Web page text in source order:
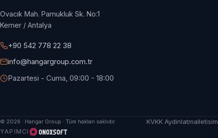
Ovacık Mah. Pamukluk Sk. No:1
Kemer / Antalya
+90 542 778 22 38
info@hangargroup.com.tr
Pazartesi - Cuma, 09:00 - 18:00
© 2026 · Hangar Group · Tüm hakları saklıdır. KVKK AydinlatmaIletisim
YAPIMCI